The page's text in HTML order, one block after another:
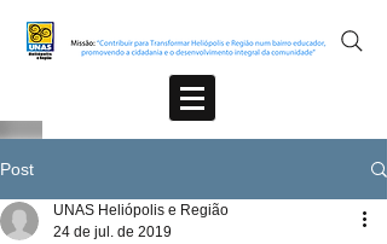
Post
UNAS Heliópolis e Região
24 de jul. de 2019